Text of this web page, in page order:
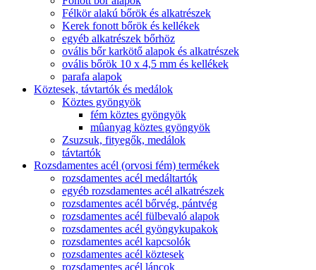
Félkör alakú bőrök és alkatrészek
Kerek fonott bőrök és kellékek
egyéb alkatrészek bőrhöz
ovális bőr karkötő alapok és alkatrészek
ovális bőrök 10 x 4,5 mm és kellékek
parafa alapok
Köztesek, távtartók és medálok
Köztes gyöngyök
fém köztes gyöngyök
mûanyag köztes gyöngyök
Zsuzsuk, fityegők, medálok
távtartók
Rozsdamentes acél (orvosi fém) termékek
rozsdamentes acél medáltartók
egyéb rozsdamentes acél alkatrészek
rozsdamentes acél bőrvég, pántvég
rozsdamentes acél fülbevaló alapok
rozsdamentes acél gyöngykupakok
rozsdamentes acél kapcsolók
rozsdamentes acél köztesek
rozsdamentes acél láncok